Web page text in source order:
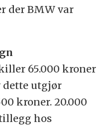
der BMW var
65.000 kroner
dette utgjør
kroner. 20.000
hos